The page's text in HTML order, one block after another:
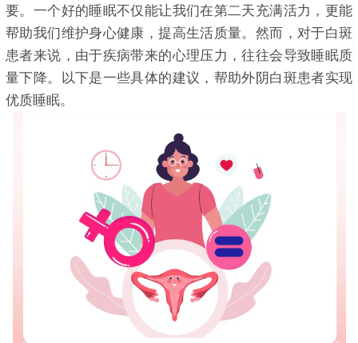
要。一个好的睡眠不仅能让我们在第二天充满活力，更能
帮助我们维护身心健康，提高生活质量。然而，对于白斑
患者来说，由于疾病带来的心理压力，往往会导致睡眠质
量下降。以下是一些具体的建议，帮助外阴白斑患者实现
优质睡眠。